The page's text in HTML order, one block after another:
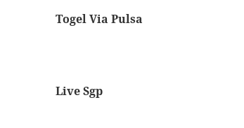
Togel Via Pulsa
Live Sgp